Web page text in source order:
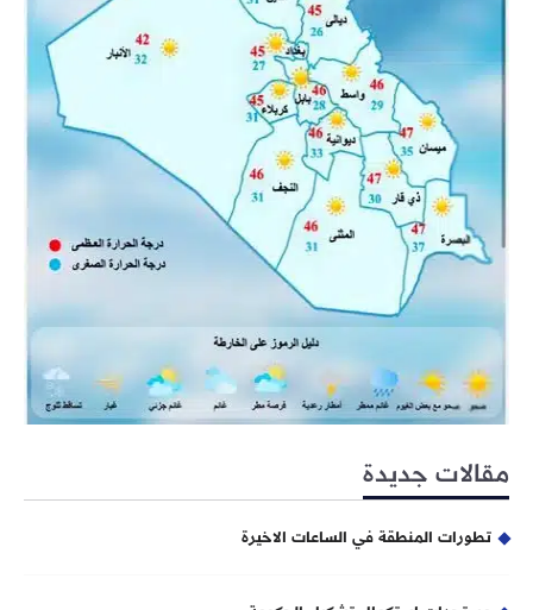
مقالات جديدة
تطورات المنطقة في الساعات الاخيرة